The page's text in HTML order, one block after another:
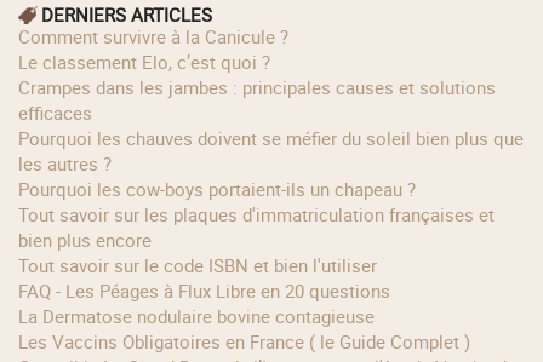
DERNIERS ARTICLES
Comment survivre à la Canicule ?
Le classement Elo, c’est quoi ?
Crampes dans les jambes : principales causes et solutions
efficaces
Pourquoi les chauves doivent se méfier du soleil bien plus que
les autres ?
Pourquoi les cow‑boys portaient‑ils un chapeau ?
Tout savoir sur les plaques d'immatriculation françaises et
bien plus encore
Tout savoir sur le code ISBN et bien l'utiliser
FAQ - Les Péages à Flux Libre en 20 questions
La Dermatose nodulaire bovine contagieuse
Les Vaccins Obligatoires en France ( le Guide Complet )